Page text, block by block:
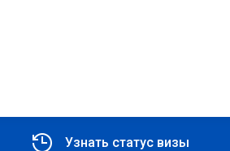
Узнать статус визы